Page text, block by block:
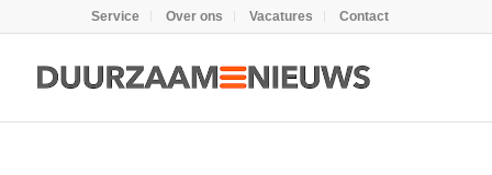
Service Over ons Vacatures Contact